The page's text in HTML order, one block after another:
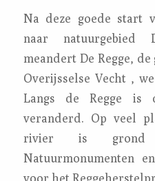
Na deze goede start
naar natuurgebied
meandert De Regge,
Overijsselse Vecht ,
Langs de Regge is
veranderd. Op veel
rivier is grond
Natuurmonumenten
voor het